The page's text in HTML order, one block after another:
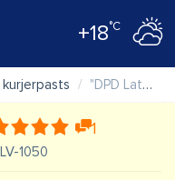
+18°C
kurjerpasts "DPD Latvija" SIA
1
1050